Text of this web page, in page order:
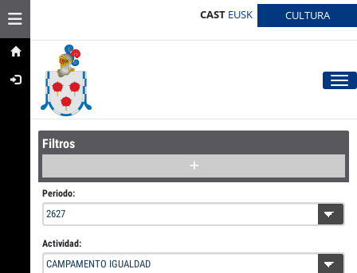
Toggle navigation CAST EUSK CULTURA
Filtros
Periodo:
Actividad: